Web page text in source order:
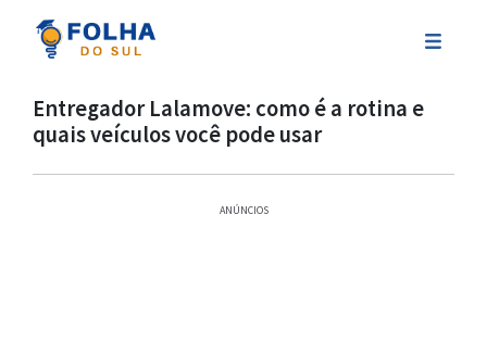
Entregador Lalamove: como é a rotina e
quais veículos você pode usar
ANÚNCIOS